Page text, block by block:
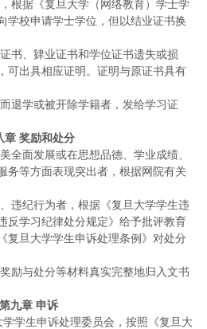
根据《复旦大学（网络教育）学士学
学校申请学士学位，但以结业证书换
书、肄业证书和学位证书遗失或损
可出具相应证明。证明与原证书具有
退学或被开除学籍者，发给学习证
章 奖励和处分
全面发展或在思想品德、学业成绩、
务等方面表现突出者，根据网院有关
违纪行为者，根据《复旦大学学生违
反学习纪律处分规定》给予批评教育
复旦大学学生申诉处理条例》对处分
励与处分等材料真实完整地归入文书
第九章 申诉
学生申诉处理委员会，按照《复旦大